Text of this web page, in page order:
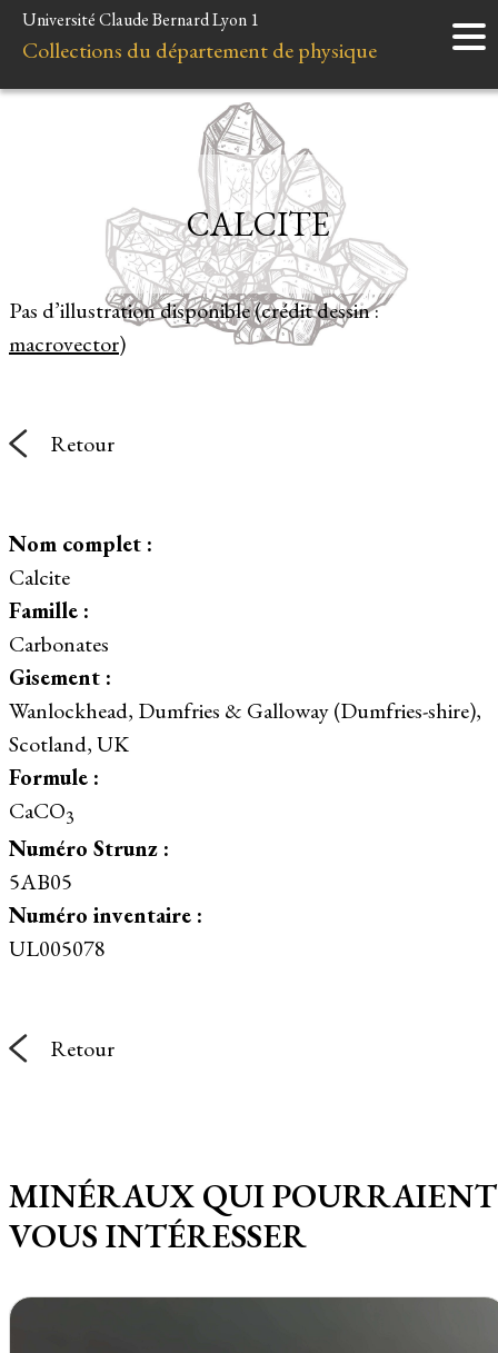
Accueil
Instruments
Liens et ressources
Université Claude Bernard Lyon 1
Collections du département de physique
Pas d’illustration disponible (crédit dessin :
macrovector)
CALCITE
Retour
Nom complet :
Calcite
Famille :
Carbonates
Gisement :
Wanlockhead, Dumfries & Galloway (Dumfries-shire),
Scotland, UK
Formule :
CaCO3
Numéro Strunz :
5AB05
Numéro inventaire :
UL005078
Retour
MINÉRAUX QUI POURRAIENT
VOUS INTÉRESSER